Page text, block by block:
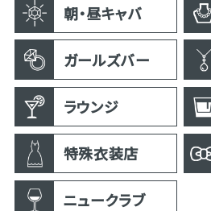
朝・昼キャバ
ガールズバー
ラウンジ
特殊衣装店
ニュークラブ